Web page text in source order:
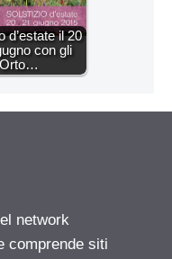
d’estate il 20
con gli
Orto…
network
comprende siti